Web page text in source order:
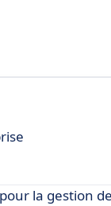
la gestion